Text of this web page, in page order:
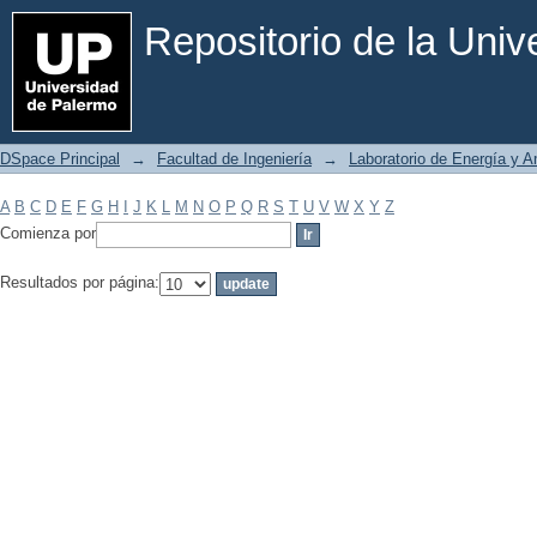
Repositorio de la
Filtrar por: Materia
DSpace Principal → Facultad de Ingeniería → Laboratorio de Energía y
A B C D E F G H J K L M N O P Q R S T U V W X Y Z
Comienza por
Resultados por página: